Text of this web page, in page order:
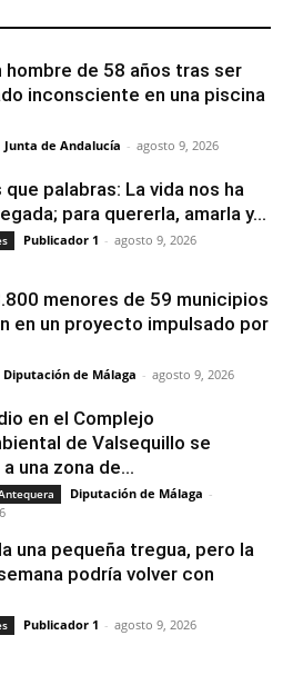
hombre de 58 años tras ser
inconsciente en una piscina
Junta de Andalucía - agosto 9, 2026
que palabras: La vida nos ha
para quererla, amarla y...
Publicador 1 - agosto 9, 2026
menores de 59 municipios
en un proyecto impulsado por
Diputación de Málaga - agosto 9, 2026
en el Complejo
de Valsequillo se
una zona de...
Diputación de Málaga -
una pequeña tregua, pero la
podría volver con
Publicador 1 - agosto 9, 2026